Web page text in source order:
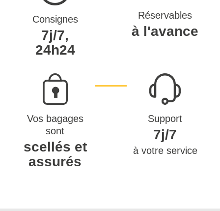
Consignes
7j/7,
24h24
Réservables
à l'avance
Vos bagages
sont
scellés et
assurés
Support
7j/7
à votre service